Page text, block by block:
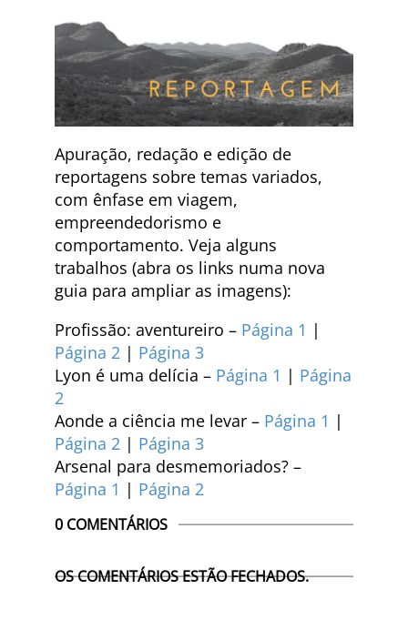
Apuração, redação e edição de
reportagens sobre temas variados,
com ênfase em viagem,
empreendedorismo e
comportamento. Veja alguns
trabalhos (abra os links numa nova
guia para ampliar as imagens):
Profissão: aventureiro – Página 1 |
Página 2 | Página 3
Lyon é uma delícia – Página 1 | Página
2
Aonde a ciência me levar – Página 1 |
Página 2 | Página 3
Arsenal para desmemoriados? –
Página 1 | Página 2
0 COMENTÁRIOS
OS COMENTÁRIOS ESTÃO FECHADOS.